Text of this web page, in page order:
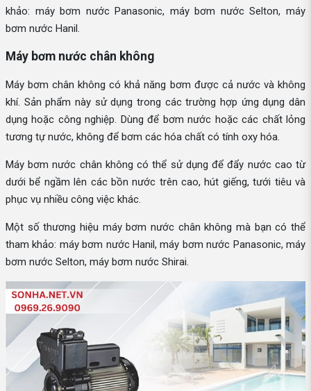
khảo: máy bơm nước Panasonic, máy bơm nước Selton, máy
bơm nước Hanil.
Máy bơm nước chân không
Máy bơm chân không có khả năng bơm được cả nước và không
khí. Sản phẩm này sử dụng trong các trường hợp ứng dụng dân
dụng hoặc công nghiệp. Dùng để bơm nước hoặc các chất lỏng
tương tự nước, không để bơm các hóa chất có tính oxy hóa.
Máy bơm nước chân không có thể sử dụng để đẩy nước cao từ
dưới bể ngầm lên các bồn nước trên cao, hút giếng, tưới tiêu và
phục vụ nhiều công việc khác.
Một số thương hiệu máy bơm nước chân không mà bạn có thể
tham khảo: máy bơm nước Hanil, máy bơm nước Panasonic, máy
bơm nước Selton, máy bơm nước Shirai.